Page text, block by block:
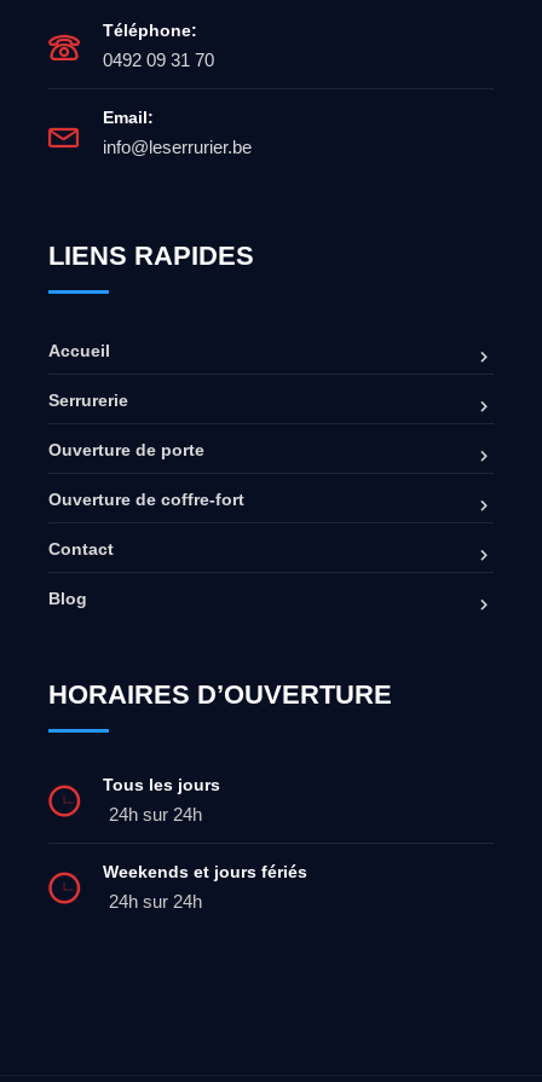
Téléphone:
0492 09 31 70
Email:
info@leserrurier.be
LIENS RAPIDES
Accueil
Serrurerie
Ouverture de porte
Ouverture de coffre-fort
Contact
Blog
HORAIRES D’OUVERTURE
Tous les jours
24h sur 24h
Weekends et jours fériés
24h sur 24h